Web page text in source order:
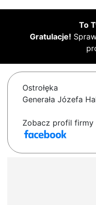
To
Gratulacje!
Ostrołęka
Generała Józefa
Zobacz profil firmy